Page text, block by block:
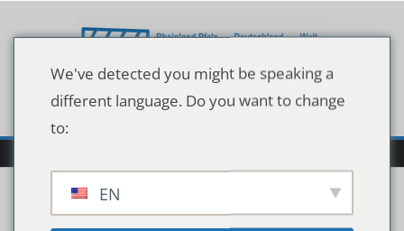
Inhalt
We've detected you might be speaking a
different language. Do you want to change
to:
EN